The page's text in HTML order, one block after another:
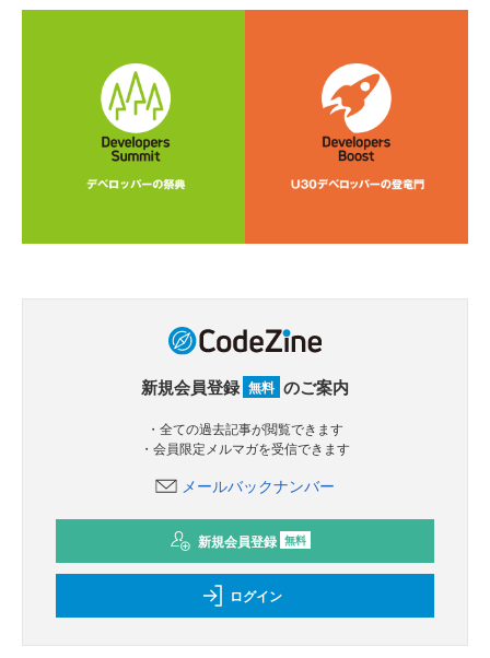
新規会員登録 無料 のご案内
・全ての過去記事が閲覧できます
・会員限定メルマガを受信できます
メールバックナンバー
新規会員登録 無料
ログイン